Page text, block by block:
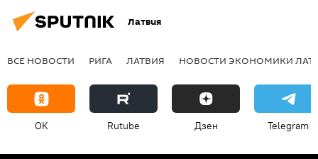
Латвия
ВСЕ НОВОСТИ РИГА ЛАТВИЯ НОВОСТИ ЭКОНОМИКИ
OK Rutube Дзен Telegram